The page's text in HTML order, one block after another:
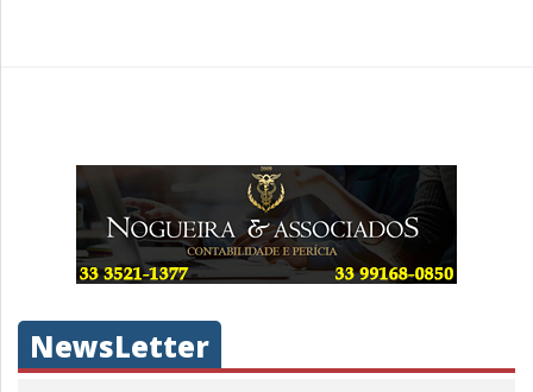
NewsLetter